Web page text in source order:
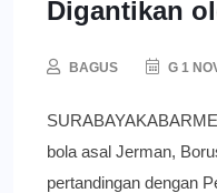
Digantikan
BAGUS G 1
bola asal Jerman,
pertandingan dengan